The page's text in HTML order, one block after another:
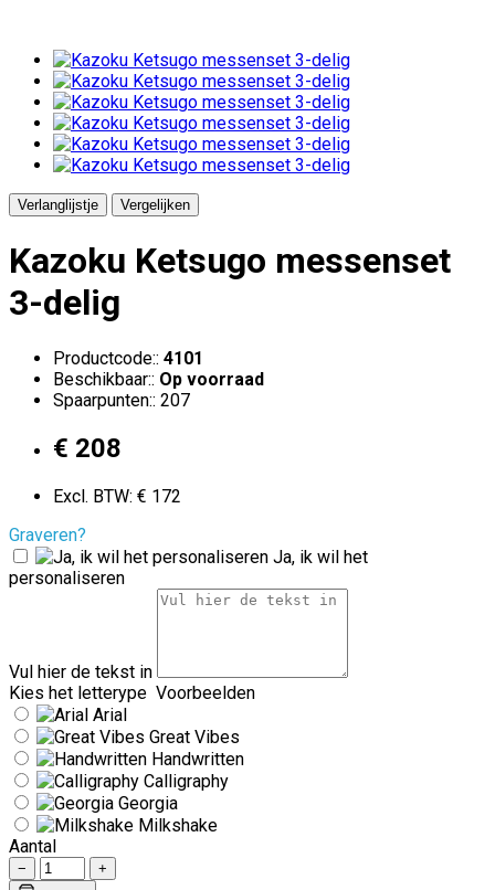
Verlanglijstje Vergelijken
Kazoku Ketsugo messenset
3-delig
Productcode:: 4101
Beschikbaar:: Op voorraad
Spaarpunten:: 207
€ 208
Excl. BTW: € 172
Graveren?
Ja, ik wil het
personaliseren
Vul hier de tekst in
Kies het letterype Voorbeelden
Arial
Great Vibes
Handwritten
Calligraphy
Georgia
Milkshake
Aantal
− +